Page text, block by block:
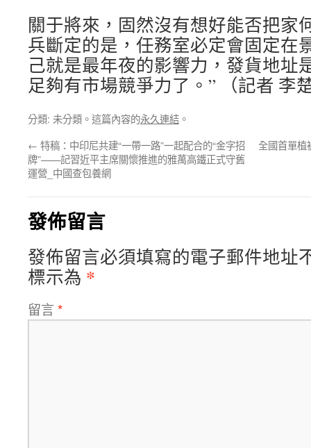
關于將來，固然沒有想好能否把家
兵斷定的是，任務室必定會固定在
己就是最年夜的影響力，發貨地址
足夠有市場競爭力了。” （記者 李
分類: 未分類。這篇內容的永久連結 。
← 特稿：中印尼共建“一帶一路”一起配合的“金字招
牌”——記習近平主席關懷推進的雅萬高鐵正式守舊
運營_中國查包養網
全國首單植
發佈留言
發佈留言必須填寫的電子郵件地址
標示為 *
留言 *